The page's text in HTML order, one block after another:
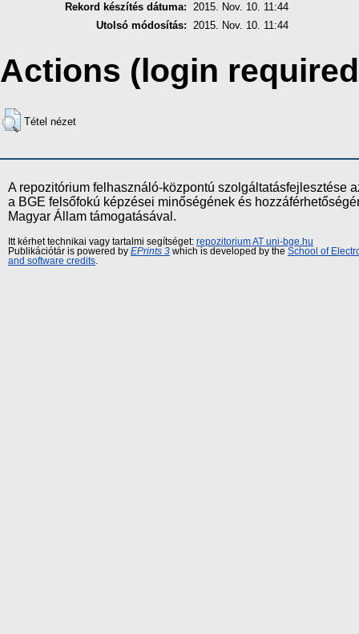
Rekord készítés dátuma: 2015. Nov. 10. 11:44
Utolsó módosítás: 2015. Nov. 10. 11:44
Actions (login
Tétel nézet
A repozitórium felhasználó-központú szolgáltatásfejlesztése
a BGE felsőfokú képzései minőségének és
Magyar Állam támogatásával.
Itt kérhet technikai vagy tartalmi segítséget: repozitorium AT uni-bge.hu
Publikációtár is powered by EPrints 3 which is developed by the School of
and software credits